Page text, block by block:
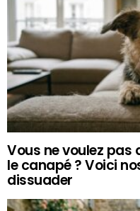
Vous ne voulez pas
le canapé ? Voici
dissuader